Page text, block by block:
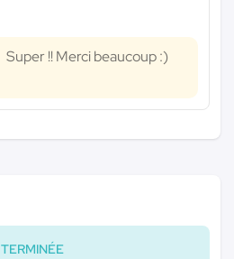
Super !! Merci beaucoup :)
TERMINÉE